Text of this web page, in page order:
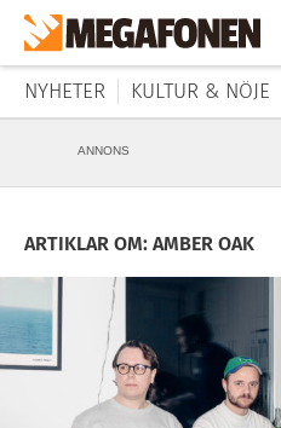
NYHETER KULTUR & NÖJE
ANNONS
ARTIKLAR OM: AMBER OAK